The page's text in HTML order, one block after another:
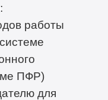
работы
ПФР)
для